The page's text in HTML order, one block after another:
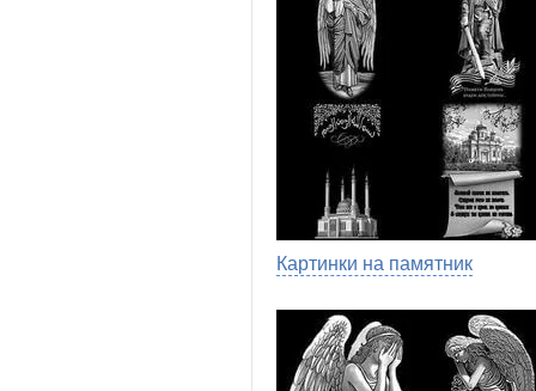
Картинки на памятник